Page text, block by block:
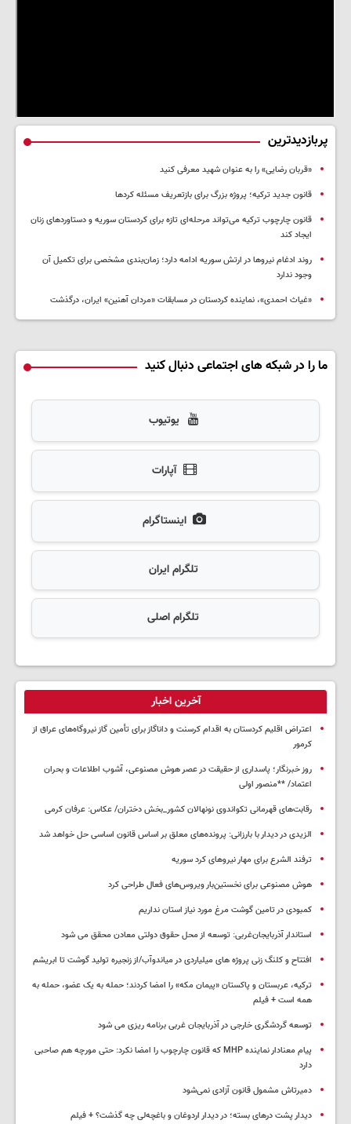
پربازدیدترین
«قربان رضایی» را به عنوان شهید معرفی کنید
قانون جدید ترکیه؛ پروژه بزرگ‌ برای بازتعریف مسئله کردها
قانون چارچوب ترکیه می‌تواند مرحله‌ای تازه برای کردستان سوریه و دستاوردهای زنان
ایجاد کند
روند ادغام نیروها در ارتش سوریه ادامه دارد؛ زمان‌بندی مشخصی برای تکمیل آن
وجود ندارد
«غیاث احمدی»، نماینده کردستان در مسابقات «مردان آهنین» ایران، درگذشت
ما را در شبکه های اجتماعی دنبال کنید
یوتیوب
آپارات
اینستاگرام
تلگرام ایران
تلگرام اصلی
آخرین اخبار
اعتراض اقلیم کردستان به اقدام کرسنت و داناگاز برای تأمین گاز نیروگاه‌های عراق از
کرمور
روز خبرنگار؛ پاسداری از حقیقت در عصر هوش مصنوعی، آشوب اطلاعات و بحران
اعتماد/ **منصور اولی
رقابت‌های قهرمانی تکواندوی نونهالان کشور_بخش دختران/ عکاس: عرفان کرمی
الزیدی در دیدار با بارزانی: پرونده‌های معلق بر اساس قانون اساسی حل خواهد شد
ترفند الشرع برای مهار نیروهای کرد سوریه
هوش مصنوعی برای نخستین‌بار ویروس‌های فعال طراحی کرد
کمبودی در تامین گوشت مرغ مورد نیاز استان نداریم
استاندار آذربایجان‌غربی: توسعه از محل حقوق دولتی معادن محقق می شود
افتتاح و کلنگ زنی پروژه های میلیاردی در میاندوآب/از زنجیره تولید گوشت تا ابریشم
ترکیه، عربستان و پاکستان «پیمان مکه» را امضا کردند؛ حمله به یک عضو، حمله به
همه است + فیلم
توسعه گردشگری خارجی در آذربایجان غربی برنامه ریزی می شود
پیام معنادار نماینده MHP که قانون چارچوب را امضا نکرد: حتی مورچه هم صاحبی
دارد
دمیرتاش مشمول قانون آزادی نمی‌شود
دیدار پشت درهای بسته؛ در دیدار اردوغان و باغچه‌لی چه گذشت؟ + فیلم